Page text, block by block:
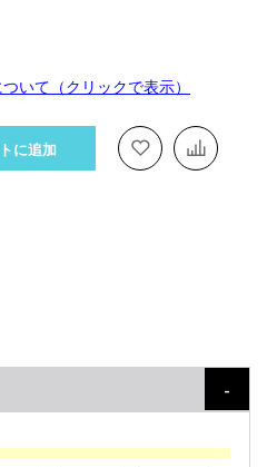
いて（クリックで表示）
に追加